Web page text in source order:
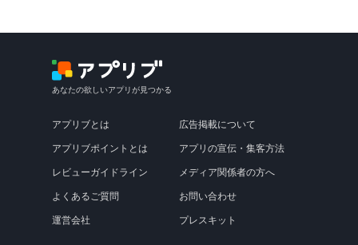
あなたの欲しいアプリが見つかる
アプリブとは
アプリブポイントとは
レビューガイドライン
よくあるご質問
運営会社
広告掲載について
アプリの宣伝・集客方法
メディア関係者の方へ
お問い合わせ
プレスキット